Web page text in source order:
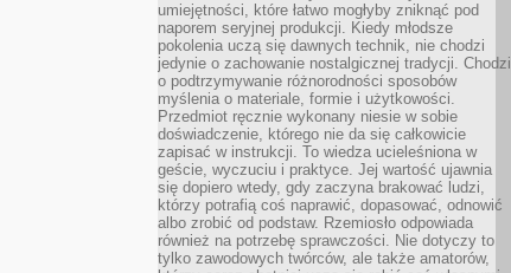
umiejętności, które łatwo mogłyby zniknąć pod
naporem seryjnej produkcji. Kiedy młodsze
pokolenia uczą się dawnych technik, nie chodzi
jedynie o zachowanie nostalgicznej tradycji. Chodzi
o podtrzymywanie różnorodności sposobów
myślenia o materiale, formie i użytkowości.
Przedmiot ręcznie wykonany niesie w sobie
doświadczenie, którego nie da się całkowicie
zapisać w instrukcji. To wiedza ucieleśniona w
geście, wyczuciu i praktyce. Jej wartość ujawnia
się dopiero wtedy, gdy zaczyna brakować ludzi,
którzy potrafią coś naprawić, dopasować, odnowić
albo zrobić od podstaw. Rzemiosło odpowiada
również na potrzebę sprawczości. Nie dotyczy to
tylko zawodowych twórców, ale także amatorów,